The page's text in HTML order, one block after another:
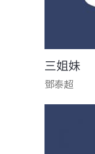
三姐妹
鄧泰超